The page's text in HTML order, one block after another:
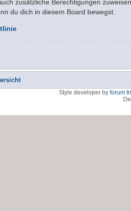
zusätzliche Berechtigungen
du dich in diesem Board bewegst.
Style developer by forum